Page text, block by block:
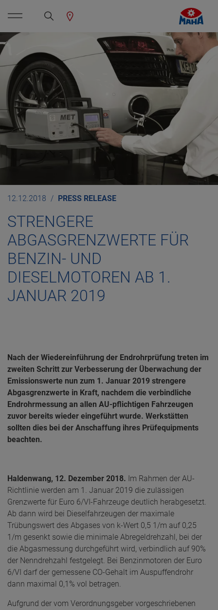
12.12.2018 PRESS RELEASE
STRENGERE
ABGASGRENZWERTE FÜR
BENZIN- UND
DIESELMOTOREN AB 1.
JANUAR 2019
Nach der Wiedereinführung der Endrohrprüfung treten im
zweiten Schritt zur Verbesserung der Überwachung der
Emissionswerte nun zum 1. Januar 2019 strengere
Abgasgrenzwerte in Kraft, nachdem die verbindliche
Endrohrmessung an allen AU-pflichtigen Fahrzeugen
zuvor bereits wieder eingeführt wurde. Werkstätten
sollten dies bei der Anschaffung ihres Prüfequipments
beachten.
Haldenwang, 12. Dezember 2018. Im Rahmen der AU-
Richtlinie werden am 1. Januar 2019 die zulässigen
Grenzwerte für Euro 6/VI-Fahrzeuge deutlich herabgesetzt.
Ab dann wird bei Dieselfahrzeugen der maximale
Trübungswert des Abgases von k-Wert 0,5 1/m auf 0,25
1/m gesenkt sowie die minimale Abregeldrehzahl, bei der
die Abgasmessung durchgeführt wird, verbindlich auf 90%
der Nenndrehzahl festgelegt. Bei Benzinmotoren der Euro
6/VI darf der gemessene CO-Gehalt im Auspuffendrohr
dann maximal 0,1% vol betragen.
Aufgrund der vom Verordnungsgeber vorgeschriebenen